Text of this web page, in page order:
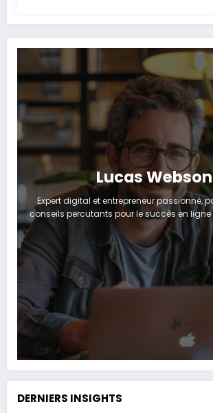
Lucas Webson
Expert digital et entrepreneur passionné,
conseils percutants pour le succès en ligne
DERNIERS INSIGHTS